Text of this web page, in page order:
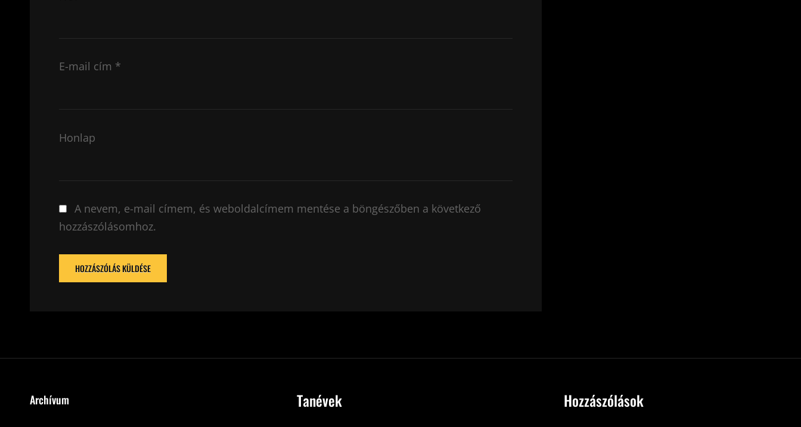
E-mail cím *
Honlap
A nevem, e-mail címem, és weboldalcímem mentése a böngészőben a következő
hozzászólásomhoz.
Archívum Tanévek Hozzászólások